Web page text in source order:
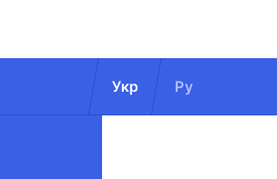
Укр Ру